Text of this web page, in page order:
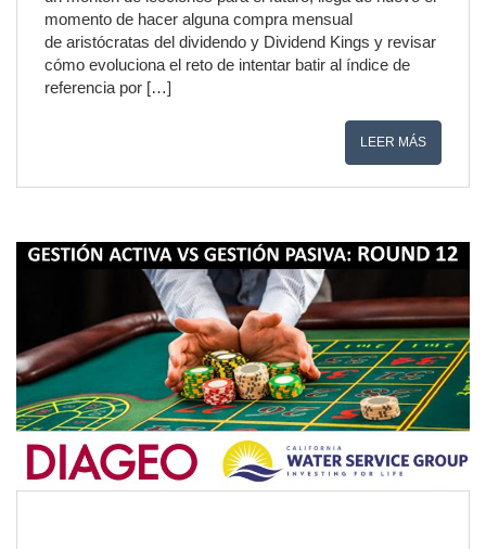
momento de hacer alguna compra mensual
de aristócratas del dividendo y Dividend Kings y revisar
cómo evoluciona el reto de intentar batir al índice de
referencia por […]
LEER MÁS